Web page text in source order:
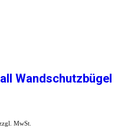
Wandschutzbügel
MwSt.